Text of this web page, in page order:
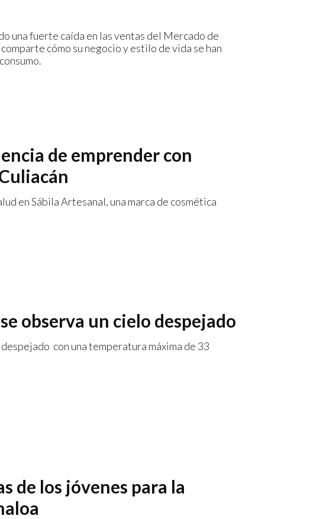
una fuerte caída en las ventas del Mercado de
cómo su negocio y estilo de vida se han
de emprender con
en Sábila Artesanal, una marca de cosmética
observa un cielo despejado
con una temperatura máxima de 33
de los jóvenes para la